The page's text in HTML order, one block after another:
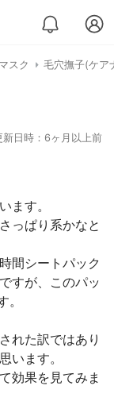
スク 毛穴撫子(ケア
新日時：6ヶ月以上前
ます。
っぱり系かなと
間シートパック
すが、このパッ
れた訳ではあり
います。
効果を見てみま